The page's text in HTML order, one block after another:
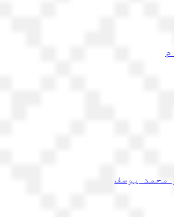
محمد یوسف